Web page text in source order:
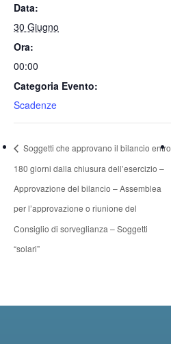
Data:
30 Giugno
Ora:
00:00
Categoria Evento:
Scadenze
Soggetti che approvano il bilancio entro
180 giorni dalla chiusura dell’esercizio –
Approvazione del bilancio – Assemblea
per l’approvazione o riunione del
Consiglio di sorveglianza – Soggetti
“solari”